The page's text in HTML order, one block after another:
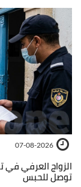
07-08-2026
الزواج العرفي
توصل للحبس